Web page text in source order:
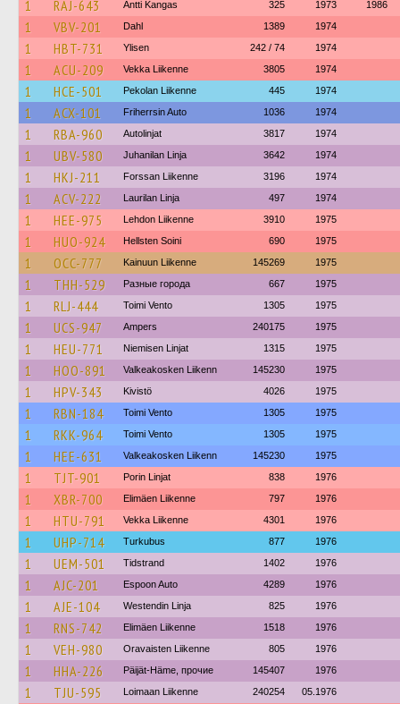
1 RAJ-643 Antti Kangas 325 1973 1986
1 VBV-201 Dahl 1389 1974
1 HBT-731 Ylisen 242 / 74 1974
1 ACU-209 Vekka Liikenne 3805 1974
1 HCE-501 Pekolan Liikenne 445 1974
1 ACX-101 Friherrsin Auto 1036 1974
1 RBA-960 Autolinjat 3817 1974
1 UBV-580 Juhanilan Linja 3642 1974
1 HKJ-211 Forssan Liikenne 3196 1974
1 ACV-222 Laurilan Linja 497 1974
1 HEE-975 Lehdon Liikenne 3910 1975
1 HUO-924 Hellsten Soini 690 1975
1 OCC-777 Kainuun Liikenne 145269 1975
1 THH-529 Разные города 667 1975
1 RLJ-444 Toimi Vento 1305 1975
1 UCS-947 Ampers 240175 1975
1 HEU-771 Niemisen Linjat 1315 1975
1 HOO-891 Valkeakosken Liikenn 145230 1975
1 HPV-343 Kivistö 4026 1975
1 RBN-184 Toimi Vento 1305 1975
1 RKK-964 Toimi Vento 1305 1975
1 HEE-631 Valkeakosken Liikenn 145230 1975
1 TJT-901 Porin Linjat 838 1976
1 XBR-700 Elimäen Liikenne 797 1976
1 HTU-791 Vekka Liikenne 4301 1976
1 UHP-714 Turkubus 877 1976
1 UEM-501 Tidstrand 1402 1976
1 AJC-201 Espoon Auto 4289 1976
1 AJE-104 Westendin Linja 825 1976
1 RNS-742 Elimäen Liikenne 1518 1976
1 VEH-980 Oravaisten Liikenne 805 1976
1 HHA-226 Päijät-Häme, прочие 145407 1976
1 TJU-595 Loimaan Liikenne 240254 05.1976